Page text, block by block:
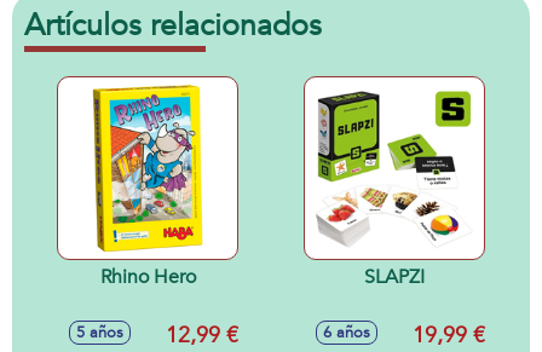
Artículos relacionados
Rhino Hero
5 años 12,99 €
SLAPZI
6 años 19,99 €